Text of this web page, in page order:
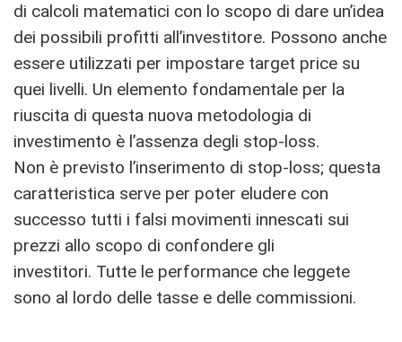
di calcoli matematici con lo scopo di dare un’idea
dei possibili profitti all’investitore. Possono anche
essere utilizzati per impostare target price su
quei livelli. Un elemento fondamentale per la
riuscita di questa nuova metodologia di
investimento è l’assenza degli stop-loss.
Non è previsto l’inserimento di stop-loss; questa
caratteristica serve per poter eludere con
successo tutti i falsi movimenti innescati sui
prezzi allo scopo di confondere gli
investitori. Tutte le performance che leggete
sono al lordo delle tasse e delle commissioni.